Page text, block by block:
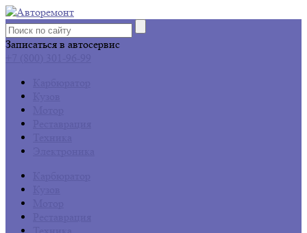
Записаться в автосервис